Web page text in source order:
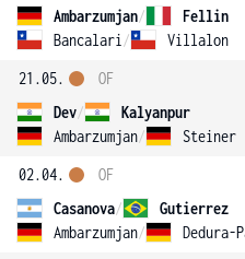
Ambarzumjan/
Fellin
Bancalari / Villalon
21.05.
Dev/
Kalyanpur
Ambarzumjan/ Steiner
OF
02.04.
Casanova/
Gutierrez
Ambarzumjan/
OF